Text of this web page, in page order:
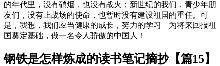
的年代里，没有硝烟，也没有战火；新世纪的我们，青少年朋
友们，没有上战场的使命，也暂时没有建设祖国的重任。可
是，我想，我们应当健康的成长，努力的学习，为将来回报祖
国奠定基础，做一名令人骄傲的中国人！
钢铁是怎样炼成的读书笔记摘抄【篇15】